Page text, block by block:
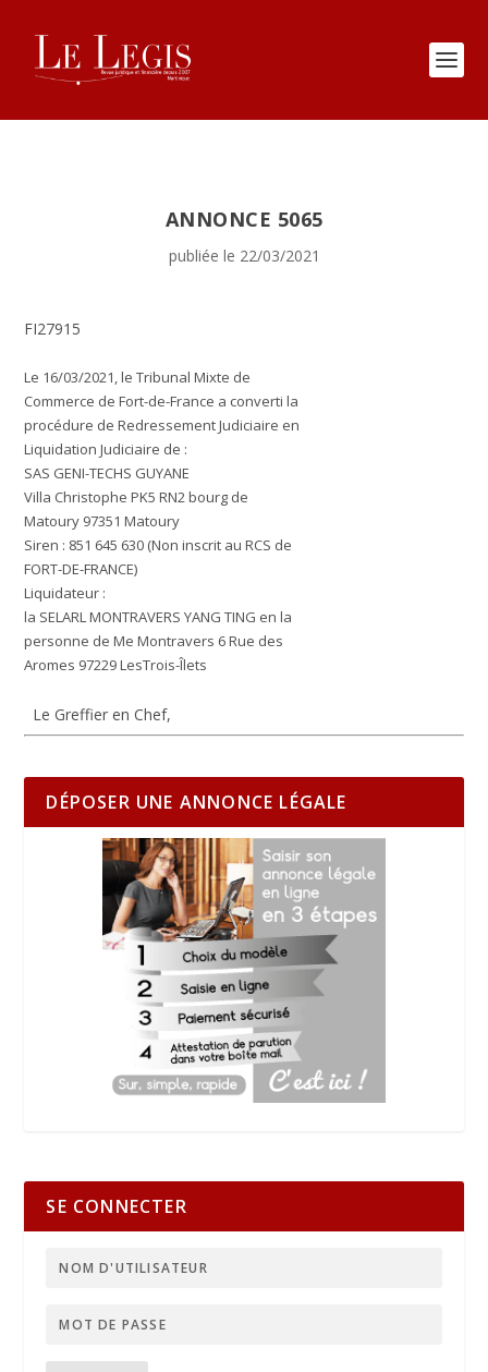
ANNONCE 5065
publiée le 22/03/2021
FI27915
Le 16/03/2021, le Tribunal Mixte de
Commerce de Fort-de-France a converti la
procédure de Redressement Judiciaire en
Liquidation Judiciaire de :
SAS GENI-TECHS GUYANE
Villa Christophe PK5 RN2 bourg de
Matoury 97351 Matoury
Siren : 851 645 630 (Non inscrit au RCS de
FORT-DE-FRANCE)
Liquidateur :
la SELARL MONTRAVERS YANG TING en la
personne de Me Montravers 6 Rue des
Aromes 97229 LesTrois-Îlets
Le Greffier en Chef,
DÉPOSER UNE ANNONCE LÉGALE
SE CONNECTER